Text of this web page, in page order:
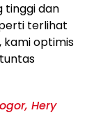
tinggi dan
terlihat
kami optimis
Hery